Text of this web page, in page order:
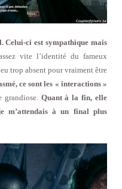
Celui-ci est sympathique mais
vite l’identité du fameux
trop absent pour vraiment être
ce sont les « interactions »
Quant à la fin, elle
e m’attendais à un final plus